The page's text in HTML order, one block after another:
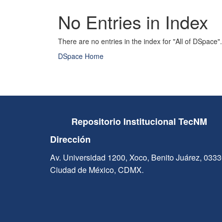
No Entries in Index
There are no entries in the index for "All of DSpace".
DSpace Home
Repositorio Institucional TecNM
Dirección
Av. Universidad 1200, Xoco, Benito Juárez,
Ciudad de México, CDMX.